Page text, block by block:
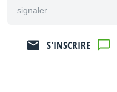
signaler
S'INSCRIRE